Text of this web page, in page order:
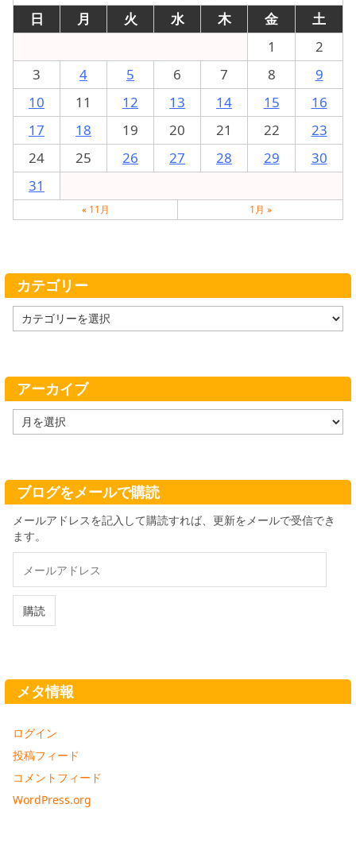
日
月 火 水 木 金
土
1
2
3
4 5 6 7 8
9
10
11 12 13 14 15
16
17
18 19 20 21 22
23
24
25 26 27 28 29
30
31
« 11月 1月 »
カテゴリー
テ
ー
アーカイブ
ー
ブ
ブログをメールで購読
メールアドレスを記入して購読すれば、更新をメールで受信でき
ます。
ル
ド
購読
メタ情報
ログイン
投稿フィード
コメントフィード
WordPress.org